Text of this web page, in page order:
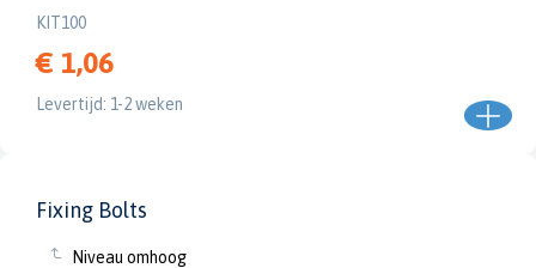
Fixing Bolts
Niveau omhoog
KIT100
€ 1,06
Levertijd: 1-2 weken